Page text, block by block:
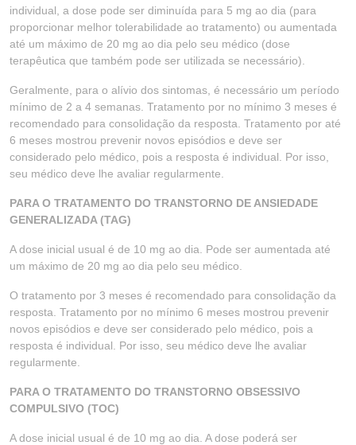
individual, a dose pode ser diminuída para 5 mg ao dia (para
proporcionar melhor tolerabilidade ao tratamento) ou aumentada
até um máximo de 20 mg ao dia pelo seu médico (dose
terapêutica que também pode ser utilizada se necessário).
Geralmente, para o alívio dos sintomas, é necessário um período
mínimo de 2 a 4 semanas. Tratamento por no mínimo 3 meses é
recomendado para consolidação da resposta. Tratamento por até
6 meses mostrou prevenir novos episódios e deve ser
considerado pelo médico, pois a resposta é individual. Por isso,
seu médico deve lhe avaliar regularmente.
PARA O TRATAMENTO DO TRANSTORNO DE ANSIEDADE
GENERALIZADA (TAG)
A dose inicial usual é de 10 mg ao dia. Pode ser aumentada até
um máximo de 20 mg ao dia pelo seu médico.
O tratamento por 3 meses é recomendado para consolidação da
resposta. Tratamento por no mínimo 6 meses mostrou prevenir
novos episódios e deve ser considerado pelo médico, pois a
resposta é individual. Por isso, seu médico deve lhe avaliar
regularmente.
PARA O TRATAMENTO DO TRANSTORNO OBSESSIVO
COMPULSIVO (TOC)
A dose inicial usual é de 10 mg ao dia. A dose poderá ser